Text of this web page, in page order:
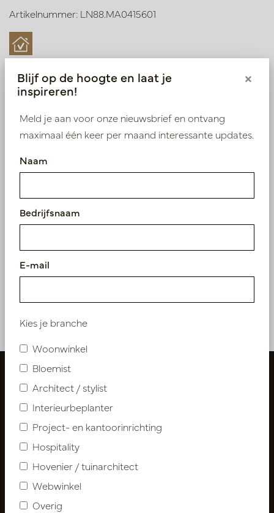
Artikelnummer: LN88.MA0415601
Product specificaties
Wij leveren enkel B2B
Log in als zakelijke klant om direct toegang te
Bestaande klant? Log hier in
Volg ons
Blijf op de hoogte en laat je
inspireren!
×
Meld je aan voor onze nieuwsbrief en ontvang
maximaal één keer per maand interessante updates.
Naam
Bedrijfsnaam
E-mail
Kies je branche
Woonwinkel
Bloemist
Architect / stylist
Interieurbeplanter
Project- en kantoorinrichting
Hospitality
Hovenier / tuinarchitect
Webwinkel
Overig